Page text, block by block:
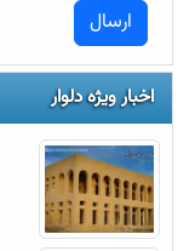
اخبار ویژه دلوار